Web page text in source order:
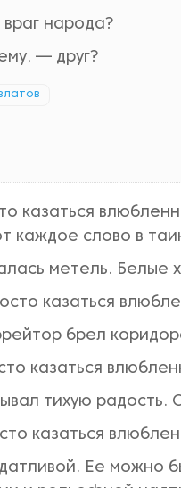
народа?
— друг?
казаться
каждое слово в
метель. Белые
казаться
брел
казаться
тихую радость.
казаться
Ее можно